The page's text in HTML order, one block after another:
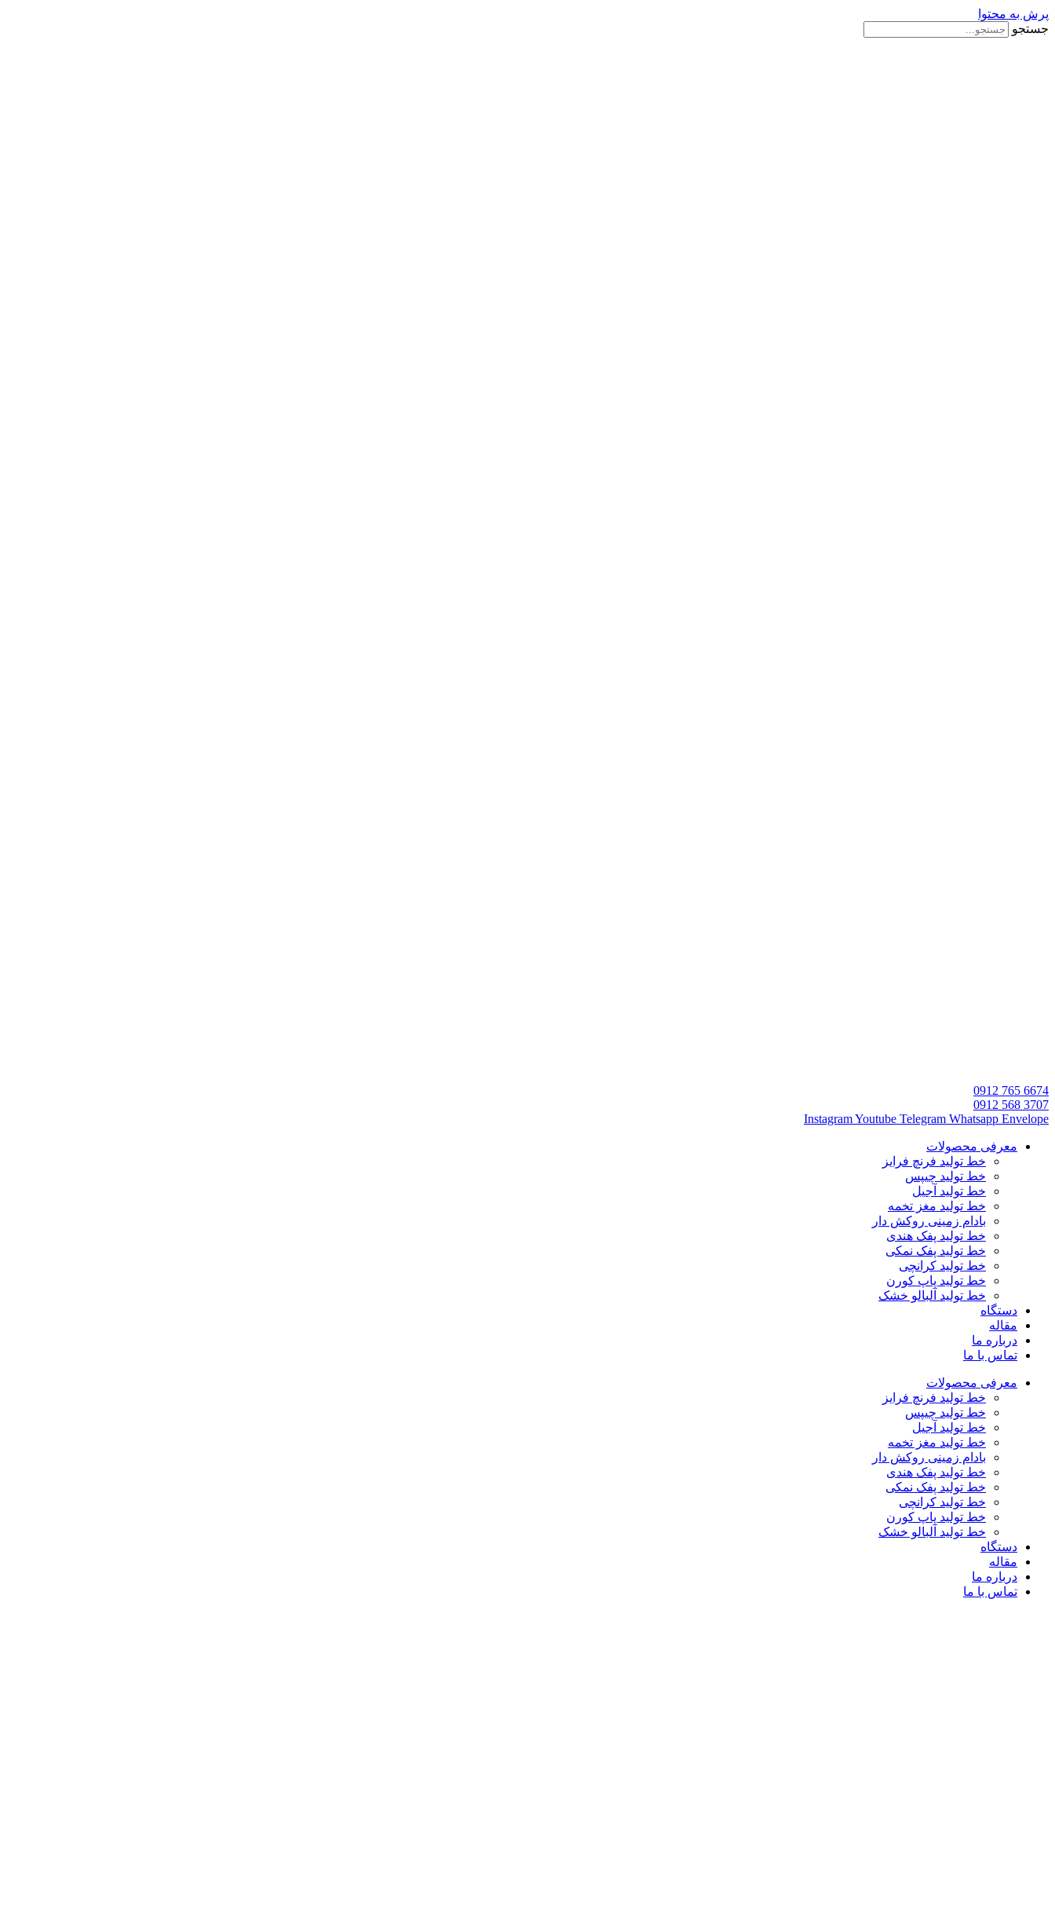
پرش به محتوا
جستجو
6674 765 0912
3707 568 0912
InstagramYoutube Telegram Whatsapp Envelope
معرفی محصولات
خط تولید فرنچ فرایز
خط تولید چیپس
خط تولید آجیل
خط تولید مغز تخمه
بادام زمینی روکش دار
خط تولید پفک هندی
خط تولید پفک نمکی
خط تولید کرانچی
خط تولید پاپ کورن
خط تولید آلبالو خشک
دستگاه
مقاله
درباره ما
تماس با ما
معرفی محصولات
خط تولید فرنچ فرایز
خط تولید چیپس
خط تولید آجیل
خط تولید مغز تخمه
بادام زمینی روکش دار
خط تولید پفک هندی
خط تولید پفک نمکی
خط تولید کرانچی
خط تولید پاپ کورن
خط تولید آلبالو خشک
دستگاه
مقاله
درباره ما
تماس با ما